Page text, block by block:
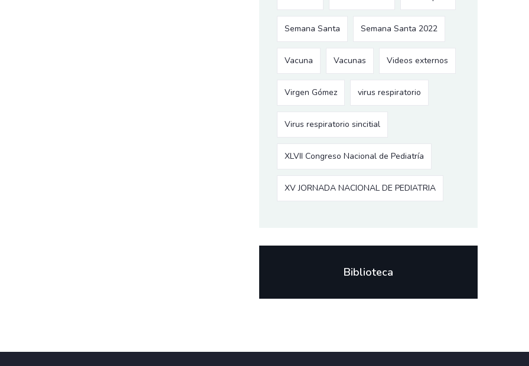
Semana Santa Semana Santa 2022
Vacuna Vacunas Videos externos
Virgen Gómez virus respiratorio
Virus respiratorio sincitial
XLVII Congreso Nacional de Pediatría
XV JORNADA NACIONAL DE PEDIATRIA
Biblioteca